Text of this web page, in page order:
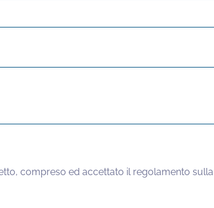
compreso ed accettato il regolamento